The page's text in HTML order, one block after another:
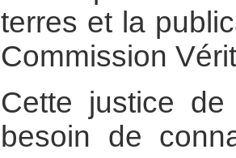
terres et la
Commission
Cette justice
besoin de